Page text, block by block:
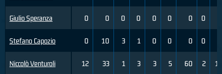
Giulio Speranza
Stefano Capozio
Niccolò Venturoli
0 0 0 0 0 0 0 0
0 10 3 1 0 0 0 0
12 33 1 3 3 5 60 2 11